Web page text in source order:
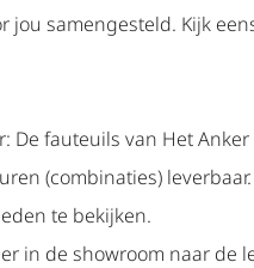
jou samengesteld. Kijk
De fauteuils van Het
(combinaties)
te bekijken.
in de showroom naar de